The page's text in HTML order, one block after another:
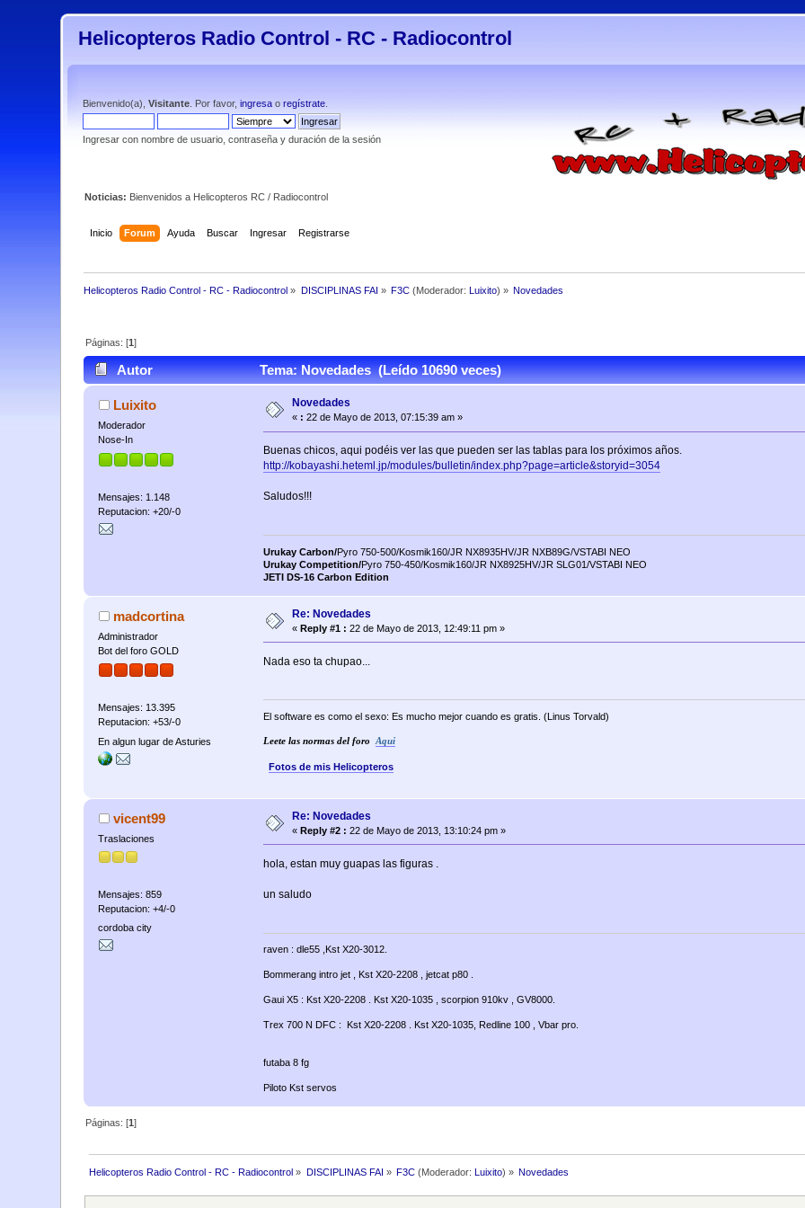
Helicopteros Radio Control - RC - Radiocontrol
Bienvenido(a),Visitante . Por favor,ingresa oregístrate
Ingresar con nombre de usuario, contraseña y duración de la sesión
Noticias: Bienvenidos a Helicopteros RC / Radiocontrol
Inicio Forum Ayuda Buscar Ingresar Registrarse
Helicopteros Radio Control - RC - Radiocontrol » DISCIPLINAS FAI » F3C (Moderador:Luixito) » Novedades
Páginas: [1]
Autor Tema: Novedades (Leído 10690 veces)
Luixito
Moderador
Nose-In
Mensajes: 1.148
Reputacion: +20/-0
Novedades
« : 22 de Mayo de 2013, 07:15:39 am »
Buenas chicos, aqui podéis ver las que pueden ser las tablas para los próximos años.
http://kobayashi.heteml.jp/modules/bulletin/index.php?page=article&storyid=3054
Saludos!!!
Urukay Carbon/Pyro 750-500/Kosmik160/JR NX8935HV/JR NXB89G/VSTABI NEO
Urukay Competition/Pyro 750-450/Kosmik160/JR NX8925HV/JR SLG01/VSTABI NEO
JETI DS-16 Carbon Edition
madcortina
Administrador
Bot del foro GOLD
Mensajes: 13.395
Reputacion: +53/-0
En algun lugar de Asturies
Re: Novedades
«Reply #1 : 22 de Mayo de 2013, 12:49:11 pm »
Nada eso ta chupao...
El software es como el sexo: Es mucho mejor cuando es gratis. (Linus Torvald)
Leete las normas del foro Aqui
Fotos de mis Helicopteros
vicent99
Traslaciones
Mensajes: 859
Reputacion: +4/-0
cordoba city
Re: Novedades
«Reply #2 : 22 de Mayo de 2013, 13:10:24 pm »
hola, estan muy guapas las figuras .
un saludo
raven : dle55 ,Kst X20-3012.
Bommerang intro jet , Kst X20-2208 , jetcat p80 .
Gaui X5 : Kst X20-2208 . Kst X20-1035 , scorpion 910kv , GV8000.
Trex 700 N DFC : Kst X20-2208 . Kst X20-1035, Redline 100 , Vbar pro.
futaba 8 fg
Piloto Kst servos
Páginas: [1]
Helicopteros Radio Control - RC - Radiocontrol » DISCIPLINAS FAI » F3C (Moderador: Luixito) » Novedades